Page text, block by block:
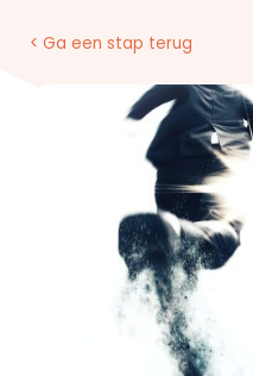
< Ga een stap terug